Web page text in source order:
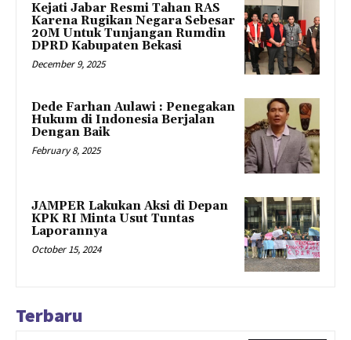
Kejati Jabar Resmi Tahan RAS
Karena Rugikan Negara Sebesar
20M Untuk Tunjangan Rumdin
DPRD Kabupaten Bekasi
December 9, 2025
Dede Farhan Aulawi : Penegakan
Hukum di Indonesia Berjalan
Dengan Baik
February 8, 2025
JAMPER Lakukan Aksi di Depan
KPK RI Minta Usut Tuntas
Laporannya
October 15, 2024
Terbaru